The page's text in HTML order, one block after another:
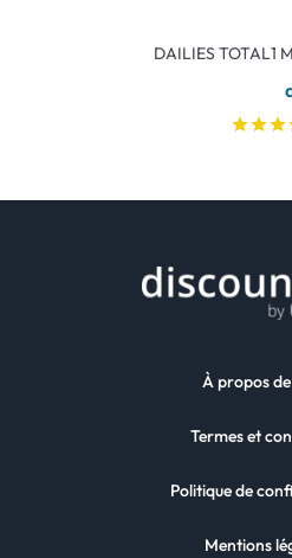
DAILIES TOTAL1
À propos
Termes et
Politique de
Mentions